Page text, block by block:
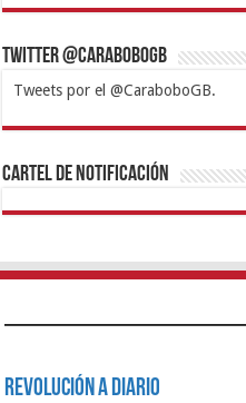
Twitter @CaraboboGB
Tweets por el @CaraboboGB.
1xbetBetturkeyBetistKralbet
https://mvbcasino.com/
Cartel de Notificación
Revolución a Diario